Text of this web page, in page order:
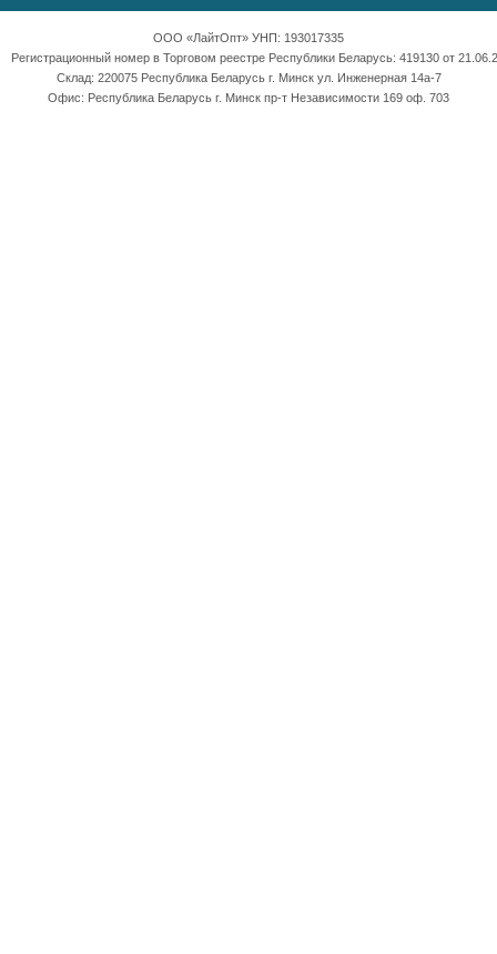
ООО «ЛайтОпт» УНП: 193017335
Регистрационный номер в Торговом реестре Республики Беларусь: 419130 от
Склад: 220075 Республика Беларусь г. Минск ул. Инженерная 14а-7
Офис: Республика Беларусь г. Минск пр-т Независимости 169 оф. 703